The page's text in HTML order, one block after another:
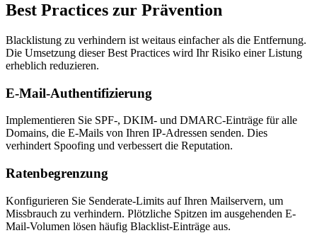
Best Practices zur Prävention
Blacklistung zu verhindern ist weitaus einfacher als die Entfernung.
Die Umsetzung dieser Best Practices wird Ihr Risiko einer Listung
erheblich reduzieren.
E-Mail-Authentifizierung
Implementieren Sie SPF-, DKIM- und DMARC-Einträge für alle
Domains, die E-Mails von Ihren IP-Adressen senden. Dies
verhindert Spoofing und verbessert die Reputation.
Ratenbegrenzung
Konfigurieren Sie Senderate-Limits auf Ihren Mailservern, um
Missbrauch zu verhindern. Plötzliche Spitzen im ausgehenden E-
Mail-Volumen lösen häufig Blacklist-Einträge aus.